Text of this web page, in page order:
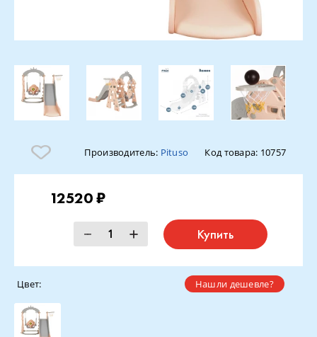
Производитель: Pituso Код товара: 10757
12520 ₽
Купить
Нашли дешевле?
Цвет: